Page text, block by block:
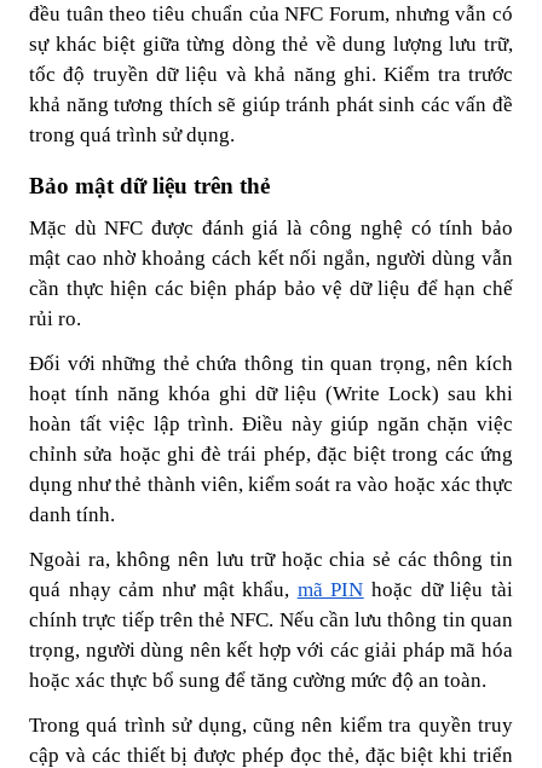
đều tuân theo tiêu chuẩn của NFC Forum, nhưng vẫn có
sự khác biệt giữa từng dòng thẻ về dung lượng lưu trữ,
tốc độ truyền dữ liệu và khả năng ghi. Kiểm tra trước
khả năng tương thích sẽ giúp tránh phát sinh các vấn đề
trong quá trình sử dụng.
Bảo mật dữ liệu trên thẻ
Mặc dù NFC được đánh giá là công nghệ có tính bảo
mật cao nhờ khoảng cách kết nối ngắn, người dùng vẫn
cần thực hiện các biện pháp bảo vệ dữ liệu để hạn chế
rủi ro.
Đối với những thẻ chứa thông tin quan trọng, nên kích
hoạt tính năng khóa ghi dữ liệu (Write Lock) sau khi
hoàn tất việc lập trình. Điều này giúp ngăn chặn việc
chỉnh sửa hoặc ghi đè trái phép, đặc biệt trong các ứng
dụng như thẻ thành viên, kiểm soát ra vào hoặc xác thực
danh tính.
Ngoài ra, không nên lưu trữ hoặc chia sẻ các thông tin
quá nhạy cảm như mật khẩu, mã PIN hoặc dữ liệu tài
chính trực tiếp trên thẻ NFC. Nếu cần lưu thông tin quan
trọng, người dùng nên kết hợp với các giải pháp mã hóa
hoặc xác thực bổ sung để tăng cường mức độ an toàn.
Trong quá trình sử dụng, cũng nên kiểm tra quyền truy
cập và các thiết bị được phép đọc thẻ, đặc biệt khi triển